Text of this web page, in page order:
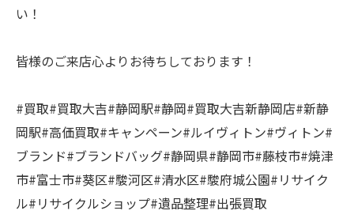
い！
皆様のご来店心よりお待ちしております！
#買取#買取大吉#静岡駅#静岡#買取大吉新静岡店#新静
岡駅#高価買取#キャンペーン#ルイヴィトン#ヴィトン#
ブランド#ブランドバッグ#静岡県#静岡市#藤枝市#焼津
市#富士市#葵区#駿河区#清水区#駿府城公園#リサイク
ル#リサイクルショップ#遺品整理#出張買取